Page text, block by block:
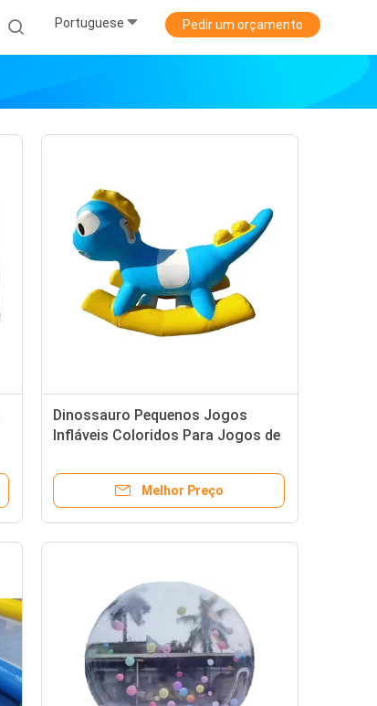
Portuguese Pedir um orçamento
Dinossauro Pequenos Jogos
Infláveis Coloridos Para Jogos de
Melhor Preço